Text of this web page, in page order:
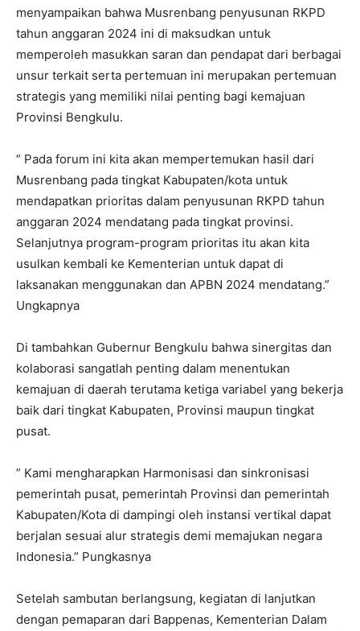
menyampaikan bahwa Musrenbang penyusunan RKPD
tahun anggaran 2024 ini di maksudkan untuk
memperoleh masukkan saran dan pendapat dari berbagai
unsur terkait serta pertemuan ini merupakan pertemuan
strategis yang memiliki nilai penting bagi kemajuan
Provinsi Bengkulu.
” Pada forum ini kita akan mempertemukan hasil dari
Musrenbang pada tingkat Kabupaten/kota untuk
mendapatkan prioritas dalam penyusunan RKPD tahun
anggaran 2024 mendatang pada tingkat provinsi.
Selanjutnya program-program prioritas itu akan kita
usulkan kembali ke Kementerian untuk dapat di
laksanakan menggunakan dan APBN 2024 mendatang.”
Ungkapnya
Di tambahkan Gubernur Bengkulu bahwa sinergitas dan
kolaborasi sangatlah penting dalam menentukan
kemajuan di daerah terutama ketiga variabel yang bekerja
baik dari tingkat Kabupaten, Provinsi maupun tingkat
pusat.
” Kami mengharapkan Harmonisasi dan sinkronisasi
pemerintah pusat, pemerintah Provinsi dan pemerintah
Kabupaten/Kota di dampingi oleh instansi vertikal dapat
berjalan sesuai alur strategis demi memajukan negara
Indonesia.” Pungkasnya
Setelah sambutan berlangsung, kegiatan di lanjutkan
dengan pemaparan dari Bappenas, Kementerian Dalam